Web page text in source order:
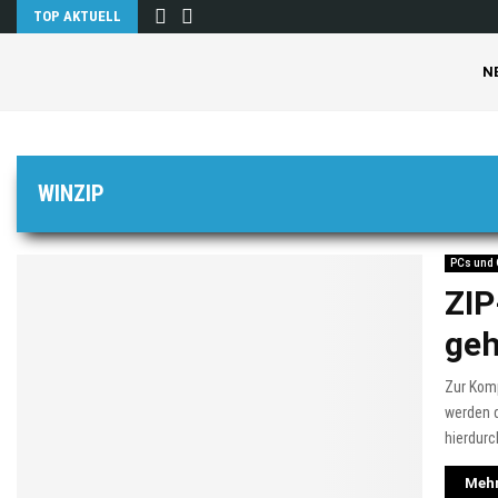
TOP AKTUELL
WINZIP
PCs und
Zur
werden